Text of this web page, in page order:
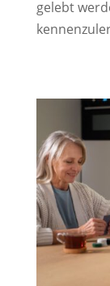
gelebt